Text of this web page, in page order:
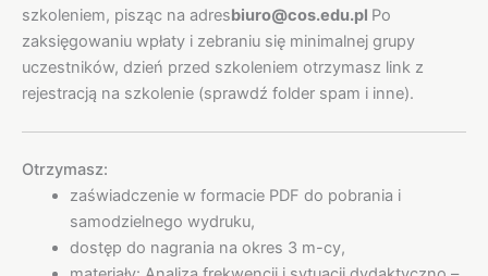
szkoleniem, pisząc na adresbiuro@cos.edu.pl Po
zaksięgowaniu wpłaty i zebraniu się minimalnej grupy
uczestników, dzień przed szkoleniem otrzymasz link z
rejestracją na szkolenie (sprawdź folder spam i inne).
Otrzymasz:
zaświadczenie w formacie PDF do pobrania i
samodzielnego wydruku,
dostęp do nagrania na okres 3 m-cy,